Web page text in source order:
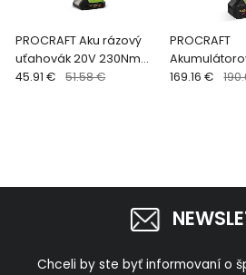
PROCRAFT Aku rázový
uťahovák 20V 230Nm
PS25-1B-C
45.91 € 51.58 €
PROCRAFT
uťahovák
169.16 €
Chceli by ste byť informovaní o